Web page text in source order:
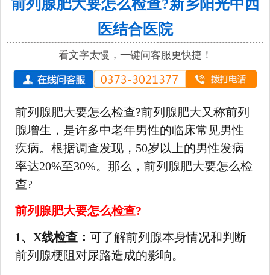
前列腺肥大要怎么检查?新乡阳光中西
医结合医院
看文字太慢，一键问客服更快捷！
前列腺肥大要怎么检查?前列腺肥大又称前列
腺增生，是许多中老年男性的临床常见男性
疾病。根据调查发现，50岁以上的男性发病
率达20%至30%。那么，前列腺肥大要怎么检
查?
前列腺肥大要怎么检查?
1、X线检查： 可了解前列腺本身情况和判断
前列腺梗阻对尿路造成的影响。